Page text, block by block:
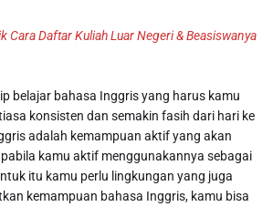
Cara Daftar Kuliah Luar Negeri & Beasiswanya
belajar bahasa Inggris yang harus kamu
konsisten dan semakin fasih dari hari ke
adalah kemampuan aktif yang akan
kamu aktif menggunakannya sebagai
itu kamu perlu lingkungan yang juga
kemampuan bahasa Inggris, kamu bisa